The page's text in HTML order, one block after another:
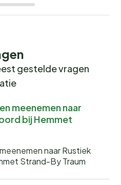
gestelde vragen
meenemen naar
bij Hemmet
naar Rustiek
Strand-By Traum